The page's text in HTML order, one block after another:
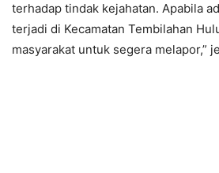
terhadap tindak kejahatan. Apabila
terjadi di Kecamatan Tembilahan
masyarakat untuk segera melapor,”